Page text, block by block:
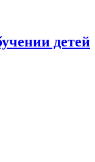
детей